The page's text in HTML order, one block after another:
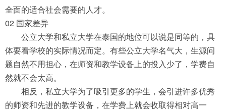
全面的适合社会需要的人才。
02 国家差异
公立大学和私立大学在泰国的地位可以说是同等的，具
体要看学校的实际情况而定。有些公立大学名气大，生源问
题自然不用担心，在师资和教学设备上的投入少了，学费自
然就不会太高。
相反，私立大学为了吸引更多的学生，会引进许多优秀
的师资和先进的教学设备，在学费上就会收取得相对高一